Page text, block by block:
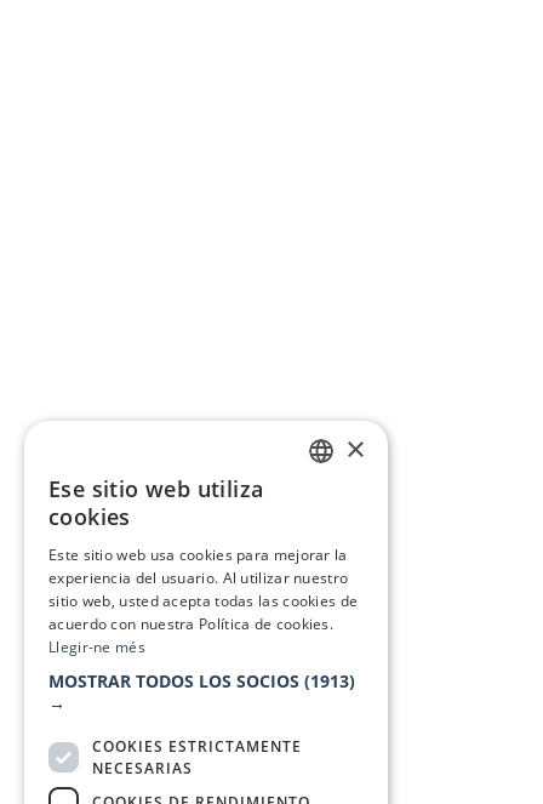
×
Ese sitio web utiliza
cookies
Este sitio web usa cookies para mejorar la
experiencia del usuario. Al utilizar nuestro
sitio web, usted acepta todas las cookies de
acuerdo con nuestra Política de cookies.
Llegir-ne més
MOSTRAR TODOS LOS SOCIOS (1913)
→
COOKIES ESTRICTAMENTE
NECESARIAS